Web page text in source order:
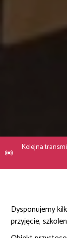
Kolejna
Dysponujemy
przyjęcie,